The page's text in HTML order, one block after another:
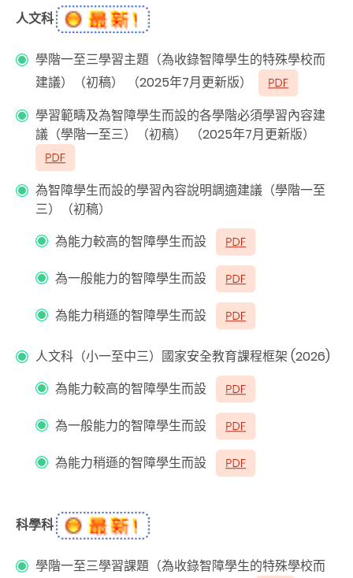
人文科
學階一至三學習主題（為收錄智障學生的特殊學校而
建議）（初稿） （2025年7月更新版）
學習範疇及為智障學生而設的各學階必須學習內容建
議（學階一至三）（初稿） （2025年7月更新版）
為智障學生而設的學習內容說明調適建議（學階一至
三）（初稿）
為能力較高的智障學生而設
為一般能力的智障學生而設
為能力稍遜的智障學生而設
人文科（小一至中三）國家安全教育課程框架 (2026)
為能力較高的智障學生而設
為一般能力的智障學生而設
為能力稍遜的智障學生而設
科學科
學階一至三學習課題（為收錄智障學生的特殊學校而